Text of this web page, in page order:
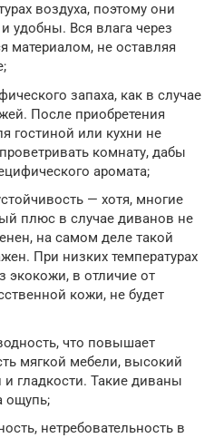
воздуха, поэтому они
удобны. Вся влага через
материалом, не оставляя
запаха, как в случае
После приобретения
гостиной или кухни не
комнату, дабы
аромата;
— хотя, многие
плюс в случае диванов не
на самом деле такой
При низких температурах
экокожи, в отличие от
кожи, не будет
что повышает
мягкой мебели, высокий
и гладкости. Такие диваны
ощупь;
нетребовательность в